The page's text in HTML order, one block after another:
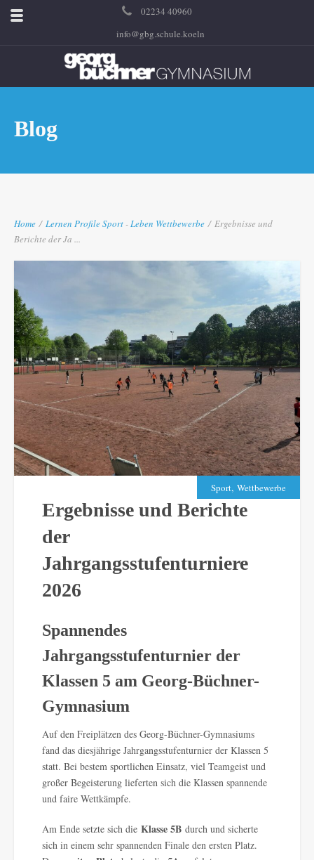
02234 40960
info@gbg.schule.koeln
Blog
Home / Lernen ProfileSport -Leben Wettbewerbe / Ergebnisse und
Berichte der Ja ...
Sport, Wettbewerbe
Ergebnisse und Berichte
der
Jahrgangsstufenturniere
2026
Spannendes
Jahrgangsstufenturnier der
Klassen 5 am Georg-Büchner-
Gymnasium
Auf den Freiplätzen des Georg-Büchner-Gymnasiums
fand das diesjährige Jahrgangsstufenturnier der Klassen 5
statt. Bei bestem sportlichen Einsatz, viel Teamgeist und
großer Begeisterung lieferten sich die Klassen spannende
und faire Wettkämpfe.
Am Ende setzte sich die Klasse 5B durch und sicherte
sich in einem sehr spannenden Finale den ersten Platz.